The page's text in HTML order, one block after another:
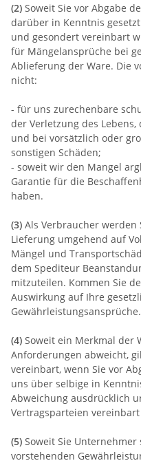
(2) Soweit Sie vor Abgabe
darüber in Kenntnis
und gesondert vereinbart
für Mängelansprüche bei
Ablieferung der Ware. Die
nicht:
- für uns zurechenbare
der Verletzung des
und bei vorsätzlich oder
sonstigen Schäden;
- soweit wir den Mangel
Garantie für die
haben.
(3) Als Verbraucher werden
Lieferung umgehend auf
Mängel und
dem Spediteur
mitzuteilen. Kommen Sie
Auswirkung auf Ihre
Gewährleistungsansprüche.
(4) Soweit ein Merkmal der
Anforderungen abweicht,
vereinbart, wenn Sie vor
uns über selbige in
Abweichung ausdrücklich
Vertragsparteien
(5) Soweit Sie
vorstehenden